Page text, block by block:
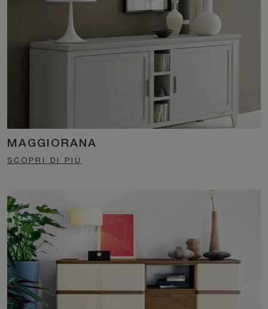
MAGGIORANA
SCOPRI DI PIÙ